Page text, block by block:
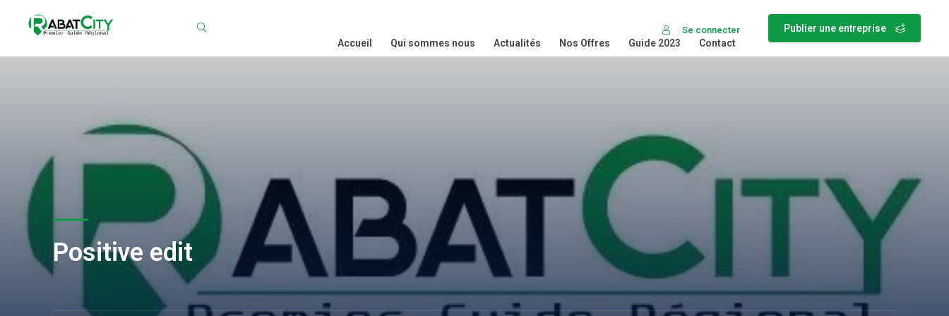
Publier une entreprise
Se connecter
Accueil Qui sommes nous Actualités Nos Offres Guide 2023 Contact
Positive edit